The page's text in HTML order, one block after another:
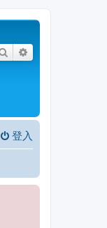
搜尋
登入